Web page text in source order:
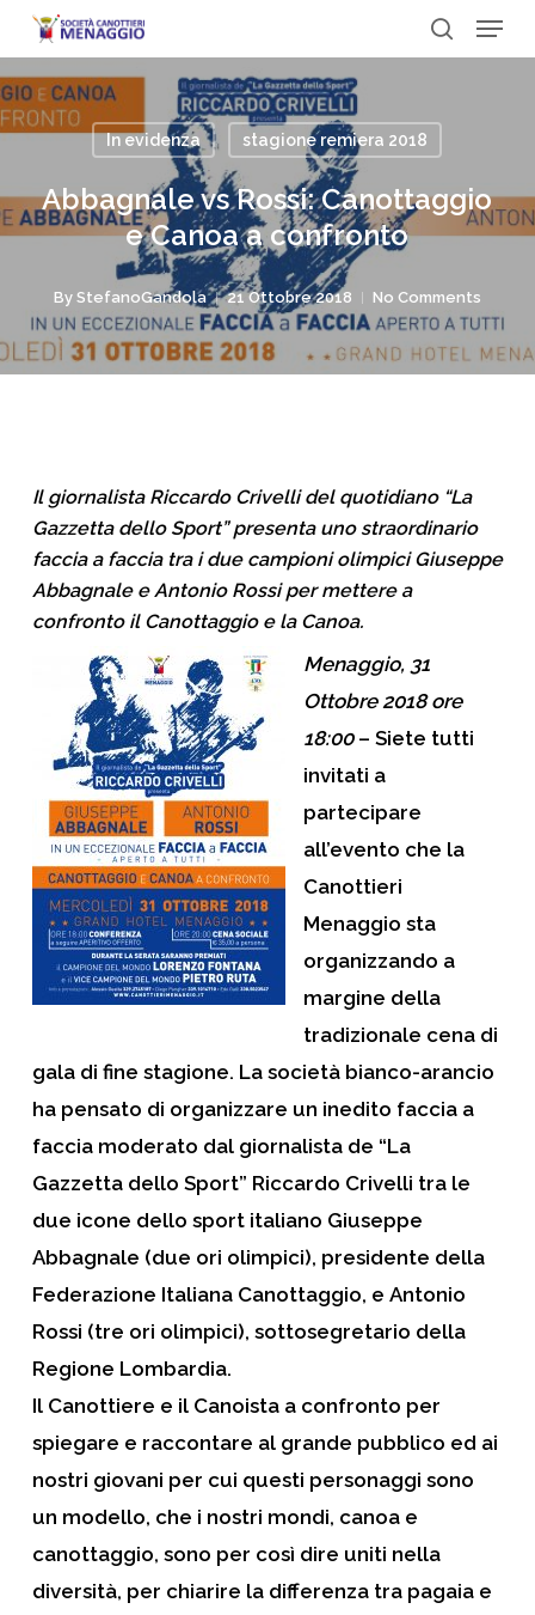
Skip
to
main
content
search
Menu
In evidenza stagione remiera 2018
Abbagnale vs Rossi: Canottaggio
e Canoa a confronto
By StefanoGandola 21 Ottobre 2018 No Comments
Il giornalista Riccardo Crivelli del quotidiano “La
Gazzetta dello Sport” presenta uno straordinario
faccia a faccia tra i due campioni olimpici Giuseppe
Abbagnale e Antonio Rossi per mettere a
confronto il Canottaggio e la Canoa.
Menaggio, 31
Ottobre 2018 ore
18:00– Siete tutti
invitati a
partecipare
all’evento che la
Canottieri
Menaggio sta
organizzando a
margine della
tradizionale cena di
galadi fine stagione. La società bianco-arancio
ha pensato di organizzare un inedito faccia a
facciamoderato dal giornalista de “La
Gazzetta dello Sport” Riccardo Crivelli tra le
due icone dello sport italiano Giuseppe
Abbagnale (due ori olimpici), presidente della
Federazione Italiana Canottaggio, e Antonio
Rossi (tre ori olimpici), sottosegretario della
Regione Lombardia.
Il Canottiere e il Canoista a confronto per
spiegare e raccontare al grande pubblico ed ai
nostri giovani per cui questi personaggi sono
un modello, che i nostri mondi, canoae
canottaggio, sono per così dire uniti nella
diversità, per chiarire la differenza tra pagaia e